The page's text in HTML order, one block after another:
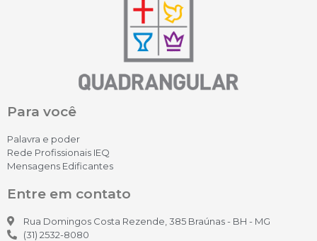
Para você
Palavra e poder
Rede Profissionais IEQ
Mensagens Edificantes
Entre em contato
Rua Domingos Costa Rezende, 385 Braúnas - BH - MG
(31) 2532-8080